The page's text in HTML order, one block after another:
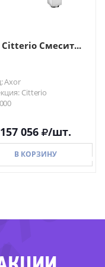
Citterio Смесит...
Axor
Citterio
157 056 /шт.
В КОРЗИНУ
В КОРЗИНУ